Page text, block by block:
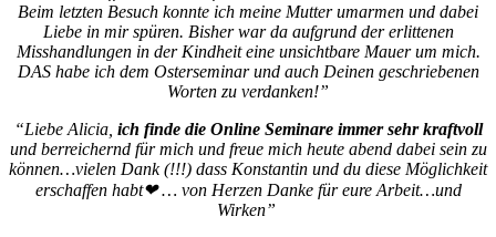
Beim letzten Besuch konnte ich meine Mutter umarmen und dabei
Liebe in mir spüren. Bisher war da aufgrund der erlittenen
Misshandlungen in der Kindheit eine unsichtbare Mauer um mich.
DAS habe ich dem Osterseminar und auch Deinen geschriebenen
Worten zu verdanken!”
“Liebe Alicia, ich finde die Online Seminare immer sehr kraftvoll
und berreichernd für mich und freue mich heute abend dabei sein zu
können…vielen Dank (!!!) dass Konstantin und du diese Möglichkeit
erschaffen habt❤ … von Herzen Danke für eure Arbeit…und
Wirken”